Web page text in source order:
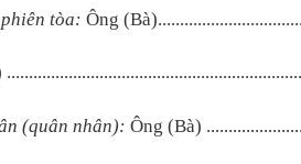
tòa: Ông
(quân nhân): Ông (Bà)